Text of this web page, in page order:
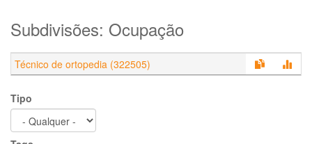
Subdivisões: Ocupação
Técnico de ortopedia (322505)
Tipo